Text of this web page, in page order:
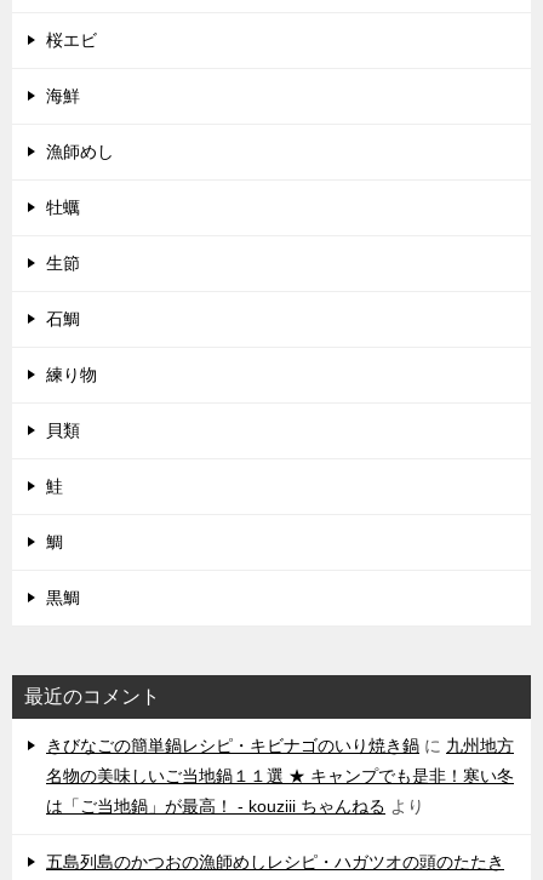
桜エビ
海鮮
漁師めし
牡蠣
生節
石鯛
練り物
貝類
鮭
鯛
黒鯛
最近のコメント
きびなごの簡単鍋レシピ・キビナゴのいり焼き鍋 に 九州地方
名物の美味しいご当地鍋１１選 ★ キャンプでも是非！寒い冬
は「ご当地鍋」が最高！ - kouziii ちゃんねる より
五島列島のかつおの漁師めしレシピ・ハガツオの頭のたたき